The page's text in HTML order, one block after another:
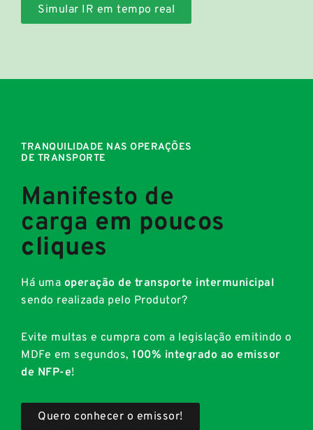
Simular IR em tempo real
TRANQUILIDADE NAS OPERAÇÕES
DE TRANSPORTE
Manifesto de
carga em poucos
cliques
Há uma operação de transporte intermunicipal
sendo realizada pelo Produtor?
Evite multas e cumpra com a legislação emitindo o
MDFe em segundos, 100% integrado ao emissor
de NFP-e!
Quero conhecer o emissor!